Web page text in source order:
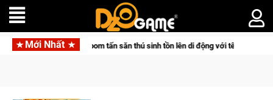
Mới Nhất
đưa bom tấn săn thú sinh tồn lên di động với tên gọi Palworld Online